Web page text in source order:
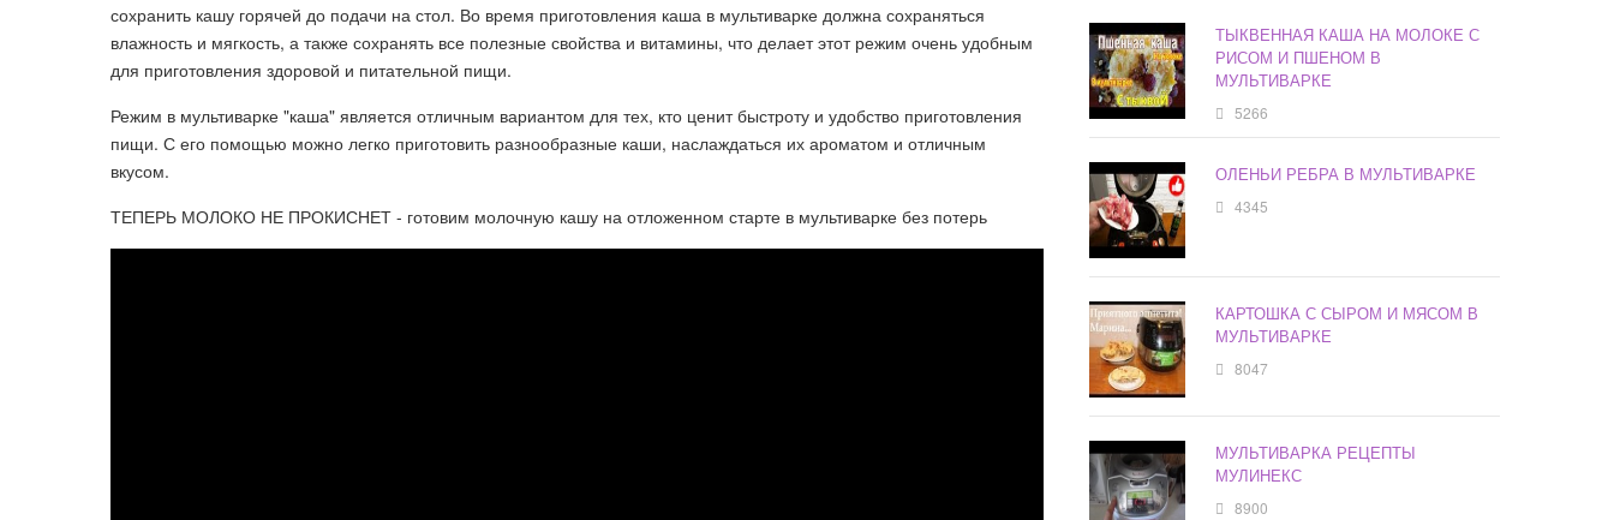
сохранить кашу горячей до подачи на стол. Во время приготовления каша в мультиварке должна сохраняться
влажность и мягкость, а также сохранять все полезные свойства и витамины, что делает этот режим очень удобным
для приготовления здоровой и питательной пищи.
Режим в мультиварке "каша" является отличным вариантом для тех, кто ценит быстроту и удобство приготовления
пищи. С его помощью можно легко приготовить разнообразные каши, наслаждаться их ароматом и отличным
вкусом.
ТЕПЕРЬ МОЛОКО НЕ ПРОКИСНЕТ - готовим молочную кашу на отложенном старте в мультиварке без потерь
ТЫКВЕННАЯ КАША НА МОЛОКЕ С
РИСОМ И ПШЕНОМ В
МУЛЬТИВАРКЕ
5266
ОЛЕНЬИ РЕБРА В МУЛЬТИВАРКЕ
4345
КАРТОШКА С СЫРОМ И МЯСОМ В
МУЛЬТИВАРКЕ
8047
МУЛЬТИВАРКА РЕЦЕПТЫ
МУЛИНЕКС
8900